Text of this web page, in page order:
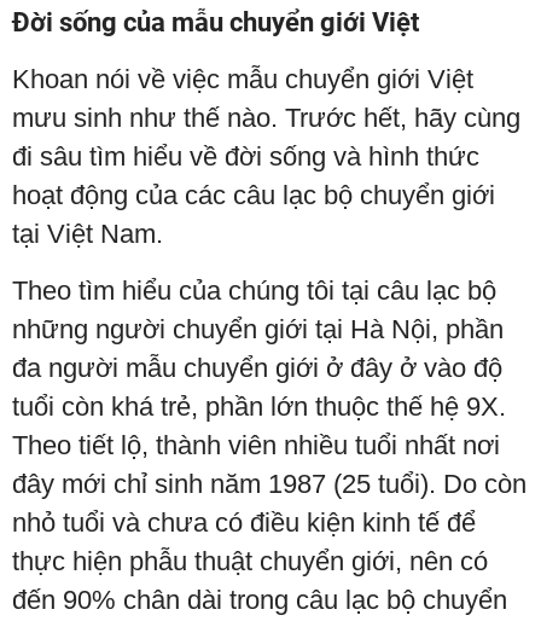
Đời sống của mẫu chuyển giới Việt
Khoan nói về việc mẫu chuyển giới Việt
mưu sinh như thế nào. Trước hết, hãy cùng
đi sâu tìm hiểu về đời sống và hình thức
hoạt động của các câu lạc bộ chuyển giới
tại Việt Nam.
Theo tìm hiểu của chúng tôi tại câu lạc bộ
những người chuyển giới tại Hà Nội, phần
đa người mẫu chuyển giới ở đây ở vào độ
tuổi còn khá trẻ, phần lớn thuộc thế hệ 9X.
Theo tiết lộ, thành viên nhiều tuổi nhất nơi
đây mới chỉ sinh năm 1987 (25 tuổi). Do còn
nhỏ tuổi và chưa có điều kiện kinh tế để
thực hiện phẫu thuật chuyển giới, nên có
đến 90% chân dài trong câu lạc bộ chuyển